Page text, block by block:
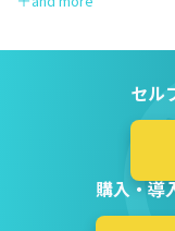
セル
購入・導